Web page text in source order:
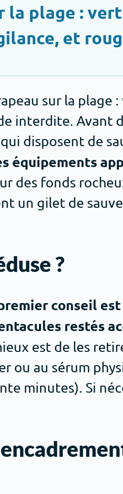
la plage :
et
sur la plage :
interdite. Avant
disposent de
équipements
des fonds
un gilet de
?
conseil est
restés
est de les
ou au sérum
minutes). Si